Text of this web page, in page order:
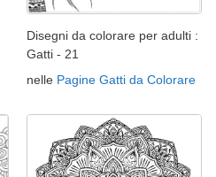
Disegni da colorare per adulti :
Gatti - 21
nelle Pagine Gatti da Colorare